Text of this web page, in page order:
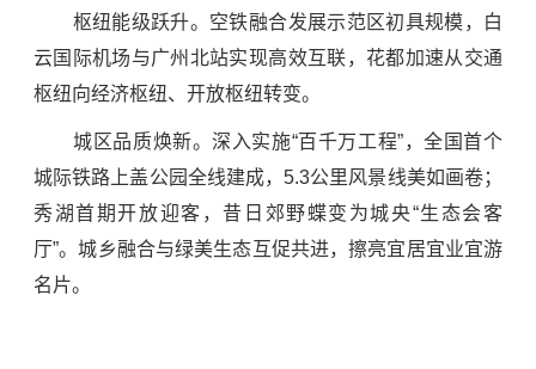
枢纽能级跃升。空铁融合发展示范区初具规模，白
云国际机场与广州北站实现高效互联，花都加速从交通
枢纽向经济枢纽、开放枢纽转变。
城区品质焕新。深入实施“百千万工程”，全国首个
城际铁路上盖公园全线建成，5.3公里风景线美如画卷；
秀湖首期开放迎客，昔日郊野蝶变为城央“生态会客
厅”。城乡融合与绿美生态互促共进，擦亮宜居宜业宜游
名片。